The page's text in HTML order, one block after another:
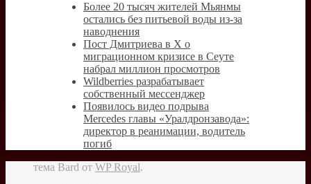
Более 20 тысяч жителей Мьянмы
остались без питьевой воды из-за
наводнения
Пост Дмитриева в X о
миграционном кризисе в Сеуте
набрал миллион просмотров
Wildberries разрабатывает
собственный мессенджер
Появилось видео подрыва
Mercedes главы «Уралдронзавода»:
директор в реанимации, водитель
погиб
тема Bard от WP Royal.